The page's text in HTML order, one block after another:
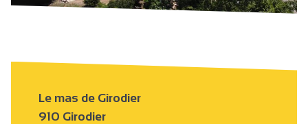
Le mas de Girodier
910 Girodier